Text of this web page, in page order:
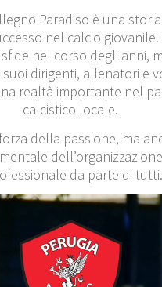
Paradiso è una
nel calcio
nel corso degli anni,
suoi dirigenti, allenatori e
realtà importante nel
calcistico locale.
della passione, ma
da parte di tutti.